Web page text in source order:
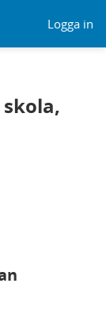
Logga in